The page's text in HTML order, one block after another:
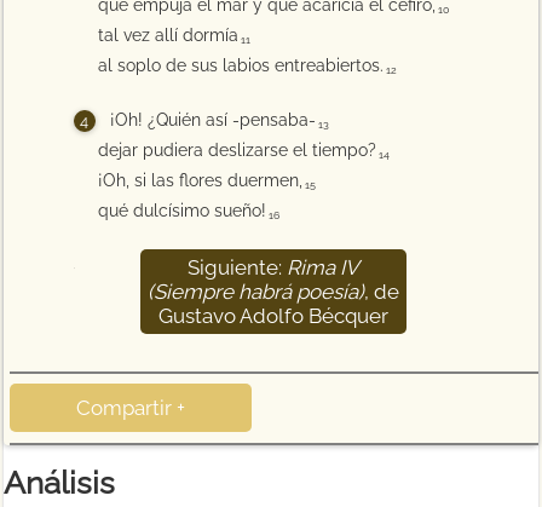
que empuja el mar y que acaricia el céfiro, 10
tal vez allí dormía 11
al soplo de sus labios entreabiertos. 12
¡Oh! ¿Quién así -pensaba- 13
dejar pudiera deslizarse el tiempo? 14
¡Oh, si las flores duermen, 15
qué dulcísimo sueño! 16
Siguiente: Rima IV
(Siempre habrá poesía), de
Gustavo Adolfo Bécquer
Compartir +
Análisis